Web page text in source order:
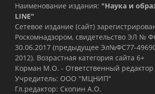
Наименование издания: "Наука и
LINE"
Сетевое издание (сайт)
Роскомнадзором, свидетельство ЭЛ №
30.06.2017 (предыдущее Эл№ФC77-
2012). Возрастная категория сайта 6+
Корман М.О. - Ответственный редактор
Учредитель: ООО "МЦНИП"
Гл.редактор: Скопин А.О.